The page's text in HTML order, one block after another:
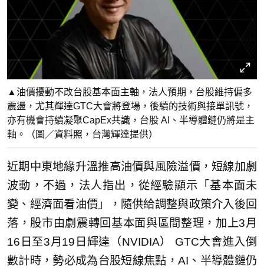
▲油價擾動不改台股基本面主軸，法人預期，台股維持偏多
震盪，尤其輝達GTC大會將登場，後續的技術與接單訊號，
亦有機會持續凝聚CapEx共識，台股 AI、半導體鏈仍將是主
軸。（圖／資料照，台灣輝達提供）
近期中東地緣升溫推高油價與風險溢價，短線加劇
波動，不過，法人指出，從經驗顯示「基本面未
變、經濟面看油價」，隨供給調整與政策介入後回
落，股市由劇震轉回基本面與區間整理，加上3月
16日至3月19日輝達（NVIDIA） GTC大會進入倒
數計時，勢必成為台股短線焦點，AI、半導體鏈仍